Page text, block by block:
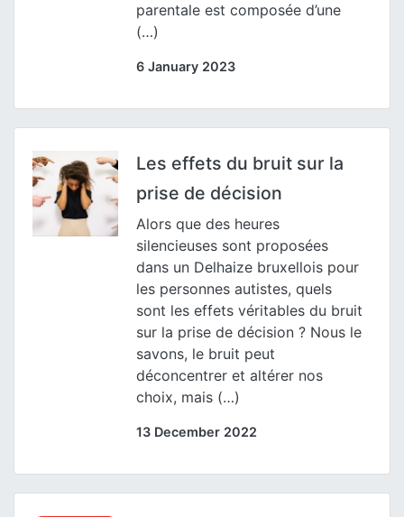
parentale est composée d’une
(…)
6 January 2023
Les effets du bruit sur la
prise de décision
Alors que des heures
silencieuses sont proposées
dans un Delhaize bruxellois pour
les personnes autistes, quels
sont les effets véritables du bruit
sur la prise de décision ? Nous le
savons, le bruit peut
déconcentrer et altérer nos
choix, mais (…)
13 December 2022